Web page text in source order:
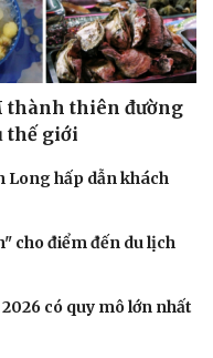
thành thiên đường
thế giới
Long hấp dẫn khách
cho điểm đến du lịch
có quy mô lớn nhất